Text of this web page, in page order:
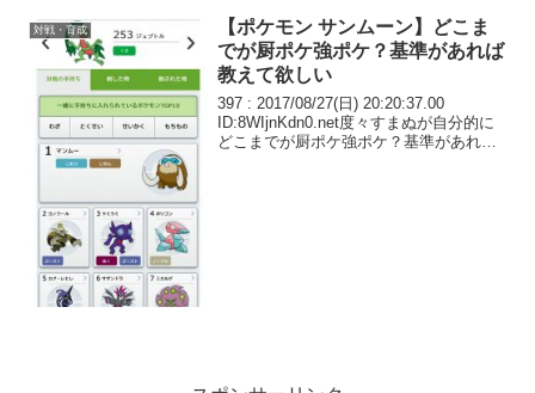
対戦・育成
【ポケモン サンムーン】どこま
でが厨ポケ強ポケ？基準があれば
教えて欲しい
397 : 2017/08/27(日) 20:20:37.00
ID:8WIjnKdn0.net度々すまぬが自分的に
どこまでが厨ポケ強ポケ？基準があれば